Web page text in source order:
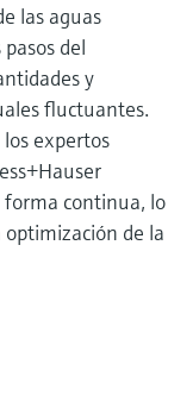
las aguas
del
y
fluctuantes.
expertos
forma continua, lo
optimización de la